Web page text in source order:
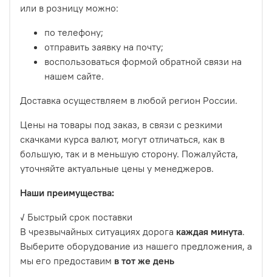
или в розницу можно:
по телефону;
отправить заявку на почту;
воспользоваться формой обратной связи на
нашем сайте.
Доставка осуществляем в любой регион России.
Цены на товары под заказ, в связи с резкими
скачками курса валют, могут отличаться, как в
большую, так и в меньшую сторону. Пожалуйста,
уточняйте актуальные цены у менеджеров.
Наши преимущества:
✓ Быстрый срок поставки
В чрезвычайных ситуациях дорога каждая минута.
Выберите оборудование из нашего предложения, а
мы его предоставим в тот же день